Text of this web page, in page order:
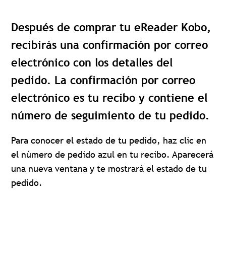
Después de comprar tu eReader Kobo,
recibirás una confirmación por correo
electrónico con los detalles del
pedido. La confirmación por correo
electrónico es tu recibo y contiene el
número de seguimiento de tu pedido.
Para conocer el estado de tu pedido, haz clic en
el número de pedido azul en tu recibo. Aparecerá
una nueva ventana y te mostrará el estado de tu
pedido.